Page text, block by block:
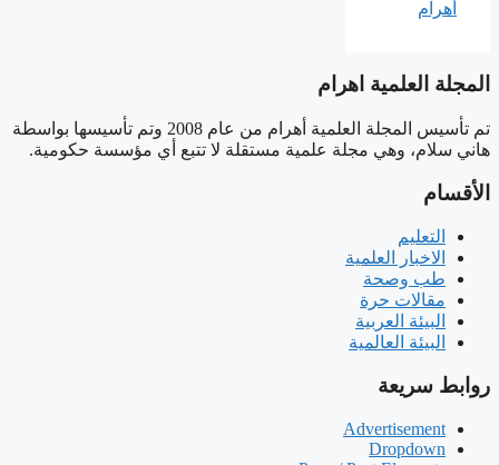
المجلة العلمية اهرام
تم تأسيس المجلة العلمية أهرام من عام 2008 وتم تأسيسها بواسطة
هاني سلام، وهي مجلة علمية مستقلة لا تتبع أي مؤسسة حكومية.
الأقسام
التعليم
الاخبار العلمية
طب وصحة
مقالات حرة
البيئة العربية
البيئة العالمية
روابط سريعة
Advertisement
Dropdown